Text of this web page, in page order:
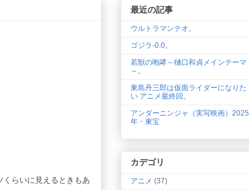
くらいに見えるときもあ
最近の記事
ウルトラマンテオ。
ゴジラ-0.0。
若獣の咆哮～樋口和貞メインテーマ
～。
東島丹三郎は仮面ライダーになりた
い アニメ最終回。
アンダーニンジャ（実写映画）2025
年・東宝
カデゴリ
アニメ (37)